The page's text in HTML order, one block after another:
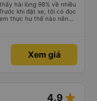
hài lòng 98% về nhiều
khi đặt xe, tôi có đọc
thực hư thế nào nên
vọng lần sau sẽ tốt hơn.
Xem giá
4.9 star_rate